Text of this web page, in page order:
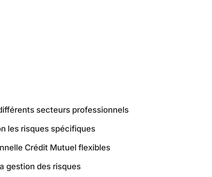
secteurs professionnels
les risques spécifiques
Crédit Mutuel flexibles
gestion des risques